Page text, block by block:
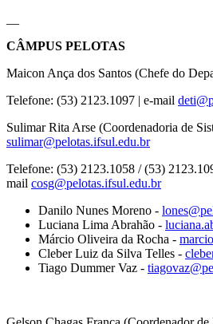
CÂMPUS PELOTAS
Maicon Ança dos Santos (Chefe do
Telefone: (53) 2123.1097 | e-mail
Sulimar Rita Arse (Coordenadoria de
sulimar@pelotas.ifsul.edu.br
Telefone: (53) 2123.1058 / (53)
mail cosg@pelotas.ifsul.edu.br
Danilo Nunes Moreno -
Luciana Lima Abrahão -
Márcio Oliveira da Rocha -
Cleber Luiz da Silva Telles -
Tiago Dummer Vaz -